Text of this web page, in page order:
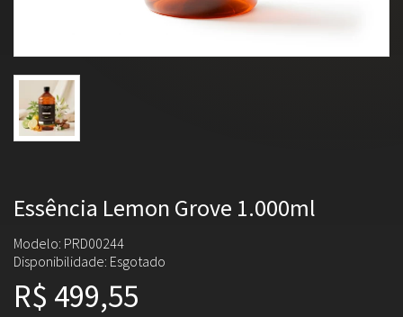
Essência Lemon Grove 1.000ml
Modelo: PRD00244
Disponibilidade: Esgotado
R$ 499,55